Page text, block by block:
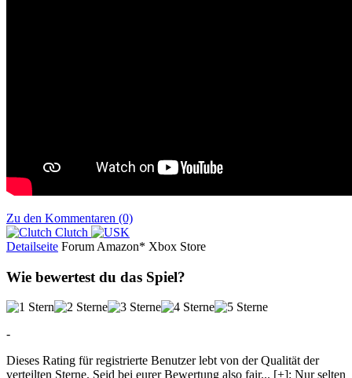
Zu den Kommentaren (0)
Clutch
Detailseite Forum Amazon* Xbox Store
Wie bewertest du das Spiel?
-
Dieses Rating für registrierte Benutzer lebt von der Qualität der
verteilten Sterne. Seid bei eurer Bewertung also fair... [+]: Nur selten